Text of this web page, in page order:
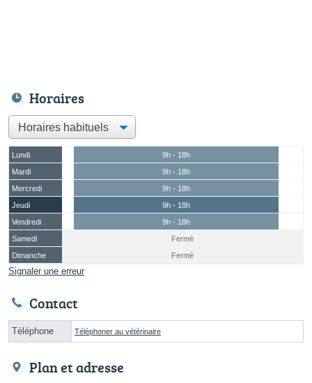
Horaires
Lundi
9h - 18h
Mardi
9h - 18h
Mercredi
9h - 18h
Jeudi
9h - 18h
Vendredi
9h - 18h
Samedi
Fermé
Dimanche
Fermé
Signaler une erreur
Contact
Téléphone Téléphoner au vétérinaire
Plan et adresse